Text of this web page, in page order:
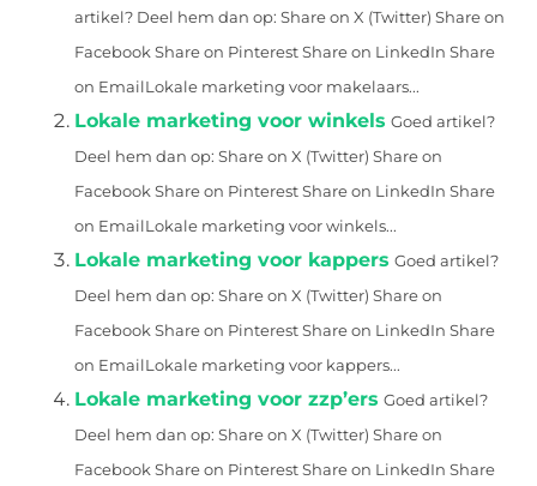
artikel? Deel hem dan op: Share on X (Twitter) Share on
Facebook Share on Pinterest Share on LinkedIn Share
on EmailLokale marketing voor makelaars...
Lokale marketing voor winkels Goed artikel?
Deel hem dan op: Share on X (Twitter) Share on
Facebook Share on Pinterest Share on LinkedIn Share
on EmailLokale marketing voor winkels...
Lokale marketing voor kappers Goed artikel?
Deel hem dan op: Share on X (Twitter) Share on
Facebook Share on Pinterest Share on LinkedIn Share
on EmailLokale marketing voor kappers...
Lokale marketing voor zzp’ers Goed artikel?
Deel hem dan op: Share on X (Twitter) Share on
Facebook Share on Pinterest Share on LinkedIn Share